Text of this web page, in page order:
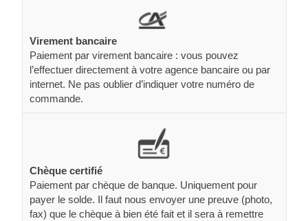
Virement bancaire
Paiement par virement bancaire : vous pouvez
l’effectuer directement à votre agence bancaire ou par
internet. Ne pas oublier d’indiquer votre numéro de
commande.
Chèque certifié
Paiement par chèque de banque. Uniquement pour
payer le solde. Il faut nous envoyer une preuve (photo,
fax) que le chèque à bien été fait et il sera à remettre